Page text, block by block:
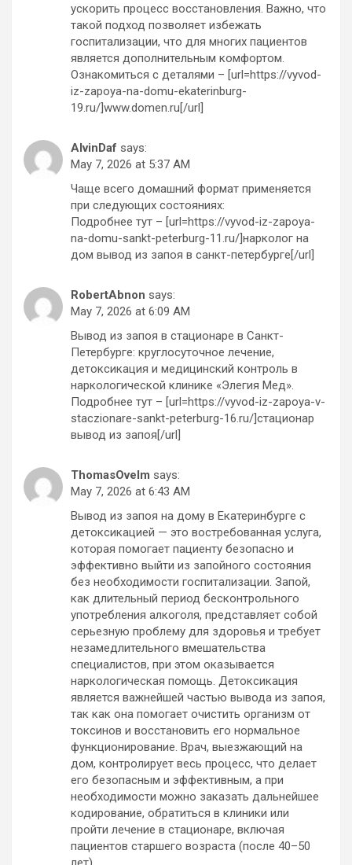
ускорить процесс восстановления. Важно, что
такой подход позволяет избежать
госпитализации, что для многих пациентов
является дополнительным комфортом.
Ознакомиться с деталями – [url=https://vyvod-
iz-zapoya-na-domu-ekaterinburg-
19.ru/]www.domen.ru[/url]
AlvinDaf says:
May 7, 2026 at 5:37 AM
Чаще всего домашний формат применяется
при следующих состояниях:
Подробнее тут – [url=https://vyvod-iz-zapoya-
na-domu-sankt-peterburg-11.ru/]нарколог на
дом вывод из запоя в санкт-петербурге[/url]
RobertAbnon says:
May 7, 2026 at 6:09 AM
Вывод из запоя в стационаре в Санкт-
Петербурге: круглосуточное лечение,
детоксикация и медицинский контроль в
наркологической клинике «Элегия Мед».
Подробнее тут – [url=https://vyvod-iz-zapoya-v-
staczionare-sankt-peterburg-16.ru/]стационар
вывод из запоя[/url]
ThomasOvelm says:
May 7, 2026 at 6:43 AM
Вывод из запоя на дому в Екатеринбурге с
детоксикацией — это востребованная услуга,
которая помогает пациенту безопасно и
эффективно выйти из запойного состояния
без необходимости госпитализации. Запой,
как длительный период бесконтрольного
употребления алкоголя, представляет собой
серьезную проблему для здоровья и требует
незамедлительного вмешательства
специалистов, при этом оказывается
наркологическая помощь. Детоксикация
является важнейшей частью вывода из запоя,
так как она помогает очистить организм от
токсинов и восстановить его нормальное
функционирование. Врач, выезжающий на
дом, контролирует весь процесс, что делает
его безопасным и эффективным, а при
необходимости можно заказать дальнейшее
кодирование, обратиться в клиники или
пройти лечение в стационаре, включая
пациентов старшего возраста (после 40–50